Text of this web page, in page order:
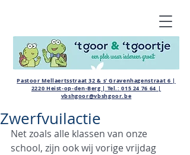
Pastoor Mellaertsstraat 32 & s' Gravenhagenstraat 6 |
2220 Heist-op-den-Berg | Tel.:015 24 76 64 |
vbshgoor@vbshgoor.be
Zwerfvuilactie
Net zoals alle klassen van onze
school, zijn ook wij vorige vrijdag